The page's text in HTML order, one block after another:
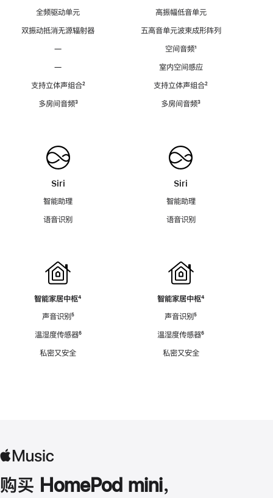
全频驱动单元
双振动抵消无源辐射器
—
—
支持立体声组合脚
²
多房间音频脚
³
Siri
智能助理
语音识别
智能家居中枢脚
⁴
声音识别脚
⁵
温湿度传感器脚
⁶
私密又安全
高振幅低音单元
五高音单元波束成形阵列
空间音频脚
¹
室内空间感应
支持立体声组合脚
²
多房间音频脚
³
Siri
智能助理
语音识别
智能家居中枢脚
⁴
声音识别脚
⁵
温湿度传感器脚
⁶
私密又安全
购买 HomePod mini，